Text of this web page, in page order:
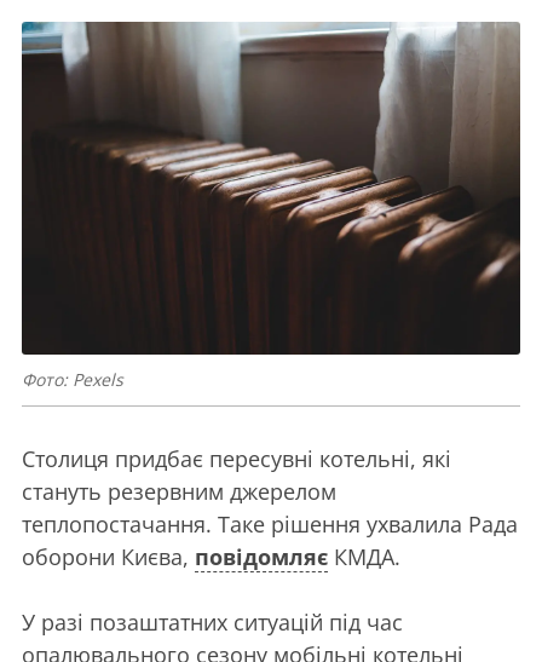
Фото: Pexels
Столиця придбає пересувні котельні, які
стануть резервним джерелом
теплопостачання. Таке рішення ухвалила Рада
оборони Києва, повідомляє КМДА.
У разі позаштатних ситуацій під час
опалювального сезону мобільні котельні